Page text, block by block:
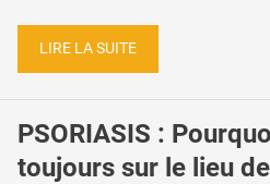
LIRE LA SUITE
PSORIASIS :
toujours sur le lieu